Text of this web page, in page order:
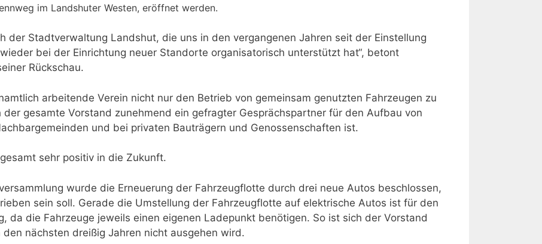
im Landshuter Westen, eröffnet werden.
der Stadtverwaltung Landshut, die uns in den vergangenen Jahren seit der Einstellung
bei der Einrichtung neuer Standorte organisatorisch unterstützt hat“, betont
Rückschau.
arbeitende Verein nicht nur den Betrieb von gemeinsam genutzten Fahrzeugen zu
gesamte Vorstand zunehmend ein gefragter Gesprächspartner für den Aufbau von
und bei privaten Bauträgern und Genossenschaften ist.
sehr positiv in die Zukunft.
wurde die Erneuerung der Fahrzeugflotte durch drei neue Autos beschlossen,
sein soll. Gerade die Umstellung der Fahrzeugflotte auf elektrische Autos ist für den
da die Fahrzeuge jeweils einen eigenen Ladepunkt benötigen. So ist sich der Vorstand
nächsten dreißig Jahren nicht ausgehen wird.